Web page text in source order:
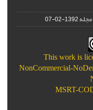
1392-02-07
This work is
NonCommercial-
MSRT-